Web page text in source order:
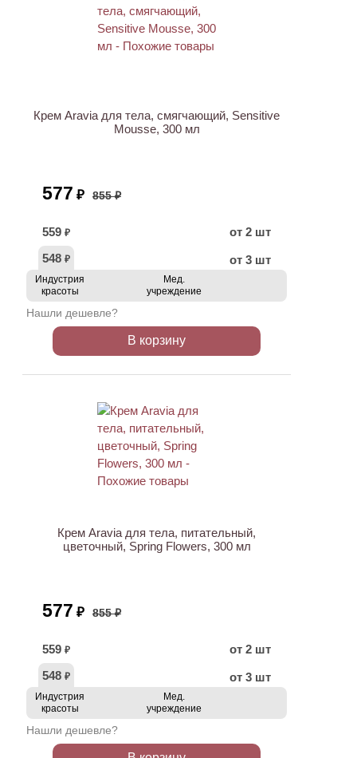
Крем Aravia для тела, смягчающий, Sensitive
Mousse, 300 мл
577 ₽ 855 ₽
559 ₽
от 2 шт
548 ₽ от 3 шт
Индустрия
красоты
Мед.
учреждение
Нашли дешевле?
В корзину
Крем Aravia для тела, питательный,
цветочный, Spring Flowers, 300 мл
577 ₽ 855 ₽
559 ₽
от 2 шт
548 ₽ от 3 шт
Индустрия
красоты
Мед.
учреждение
Нашли дешевле?